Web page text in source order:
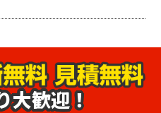
大歓迎！